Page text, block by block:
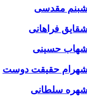
شبنم مقدسی
فراهانی
شهاب حسینی
شهرام حقیقت دوست
سلطانی